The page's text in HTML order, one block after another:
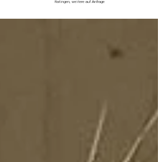
Ratingen, weitere auf Anfrage